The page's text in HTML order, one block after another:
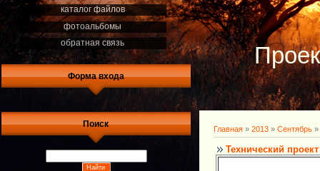
каталог файлов
фотоальбомы
обратная связь
Форма входа
Поиск Главная » 2013 » Сентябрь »
Технический